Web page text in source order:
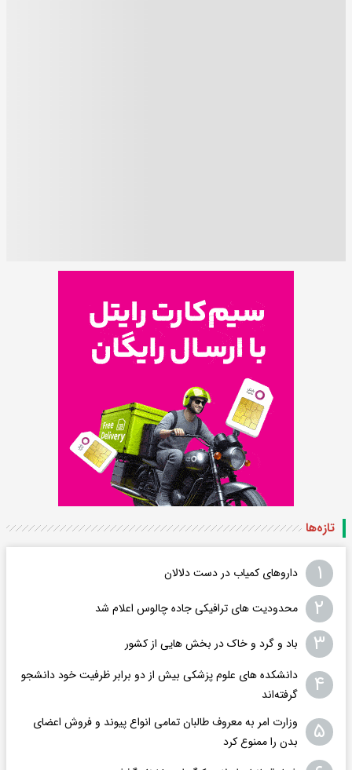
تازه‌ها
۱ داروهای کمیاب در دست دلالان
۲ محدودیت های ترافیکی جاده چالوس اعلام شد
۳ باد و گرد و خاک در بخش هایی از کشور
۴
دانشکده های علوم پزشکی بیش از دو برابر ظرفیت خود دانشجو
گرفته‌اند
۵
وزارت امر به معروف طالبان تمامی انواع پیوند و فروش اعضای
بدن را ممنوع کرد